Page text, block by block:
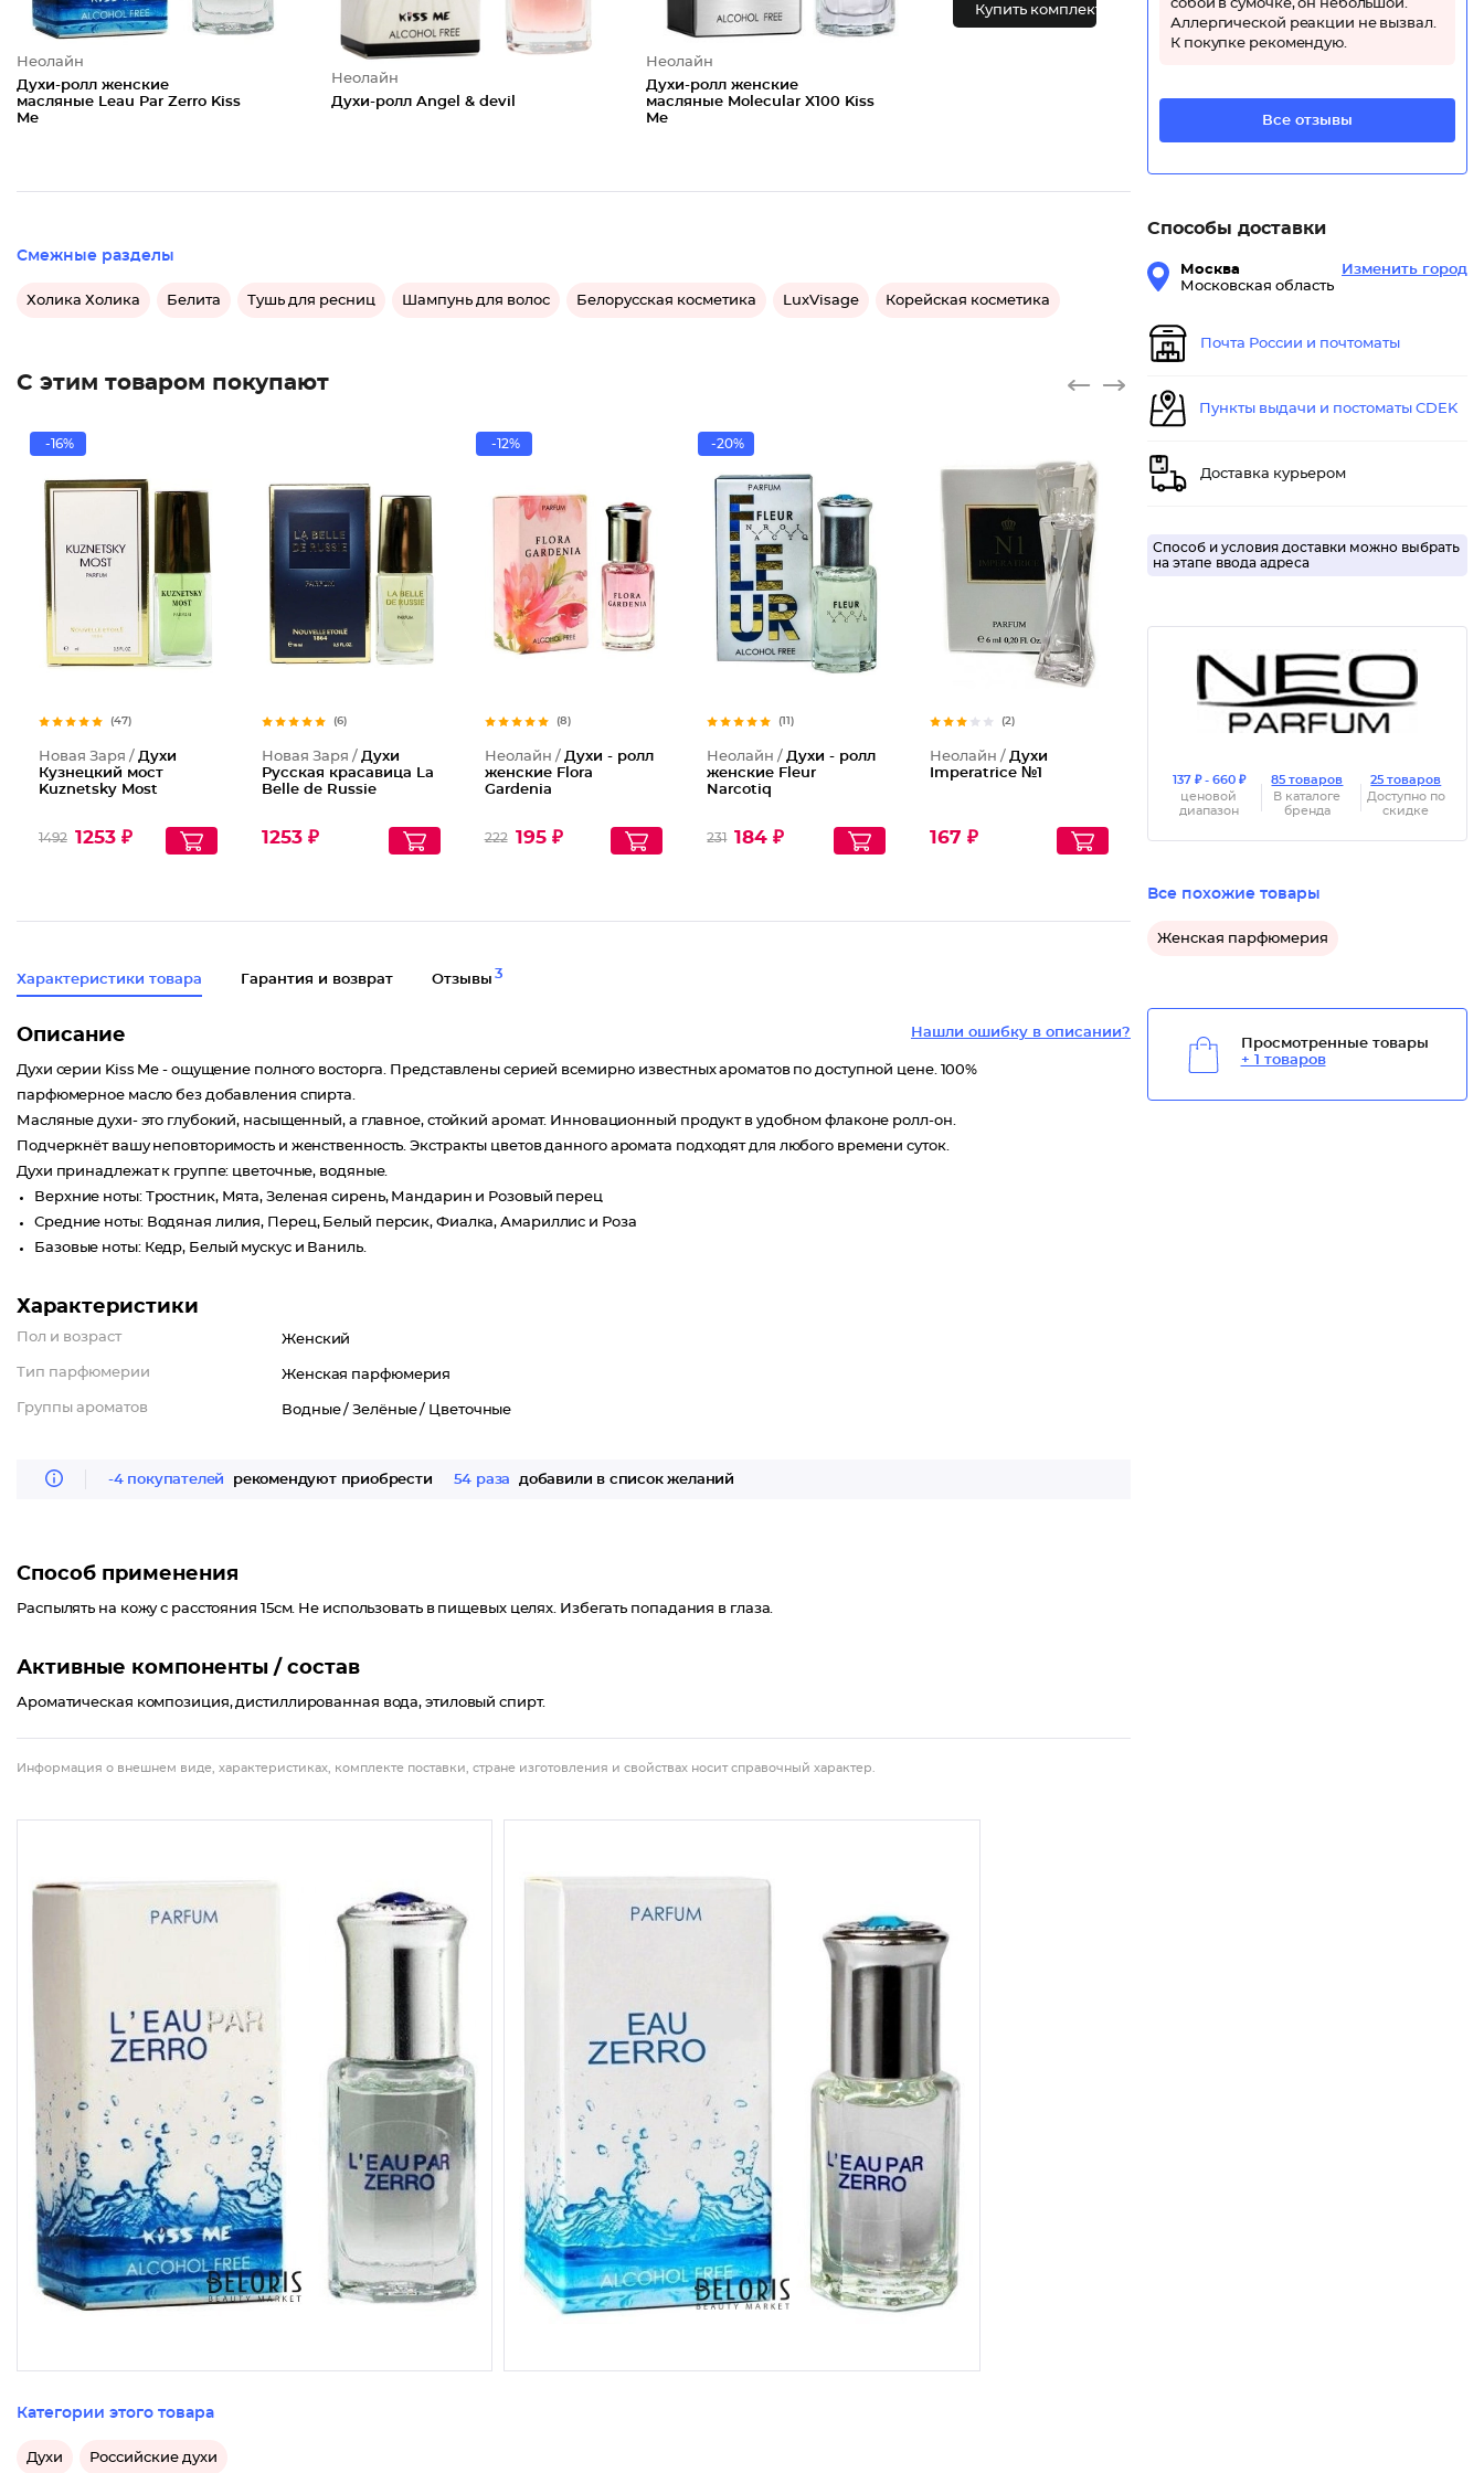
Неолайн
Духи-ролл женские
масляные Leau Par Zerro Kiss
Me
Неолайн
Духи-ролл Angel & devil
Неолайн
Духи-ролл женские
масляные Molecular X100 Kiss
Me
Купить комплект
Смежные разделы
Холика Холика Белита Тушь для ресниц Шампунь для волос Белорусская косметика LuxVisage Корейская косметика
С этим товаром покупают
-16%
(47)
Новая Заря / Духи
Кузнецкий мост
Kuznetsky Most
1492 1253 ₽
(6)
Новая Заря / Духи
Русская красавица La
Belle de Russie
1253 ₽
-12%
(8)
Неолайн / Духи - ролл
женские Flora
Gardenia
222 195 ₽
-20%
(11)
Неолайн /Духи - ролл
женские Fleur
Narcotiq
231 184 ₽
(2)
Неолайн /Духи
Imperatrice №1
167 ₽
Характеристики товара Гарантия и возврат Отзывы 3
Нашли ошибку в описании?
Описание
Духи серии Kiss Me - ощущение полного восторга. Представлены серией всемирно известных ароматов по доступной цене. 100%
парфюмерное масло без добавления спирта.
Масляные духи- это глубокий, насыщенный, а главное, стойкий аромат. Инновационный продукт в удобном флаконе ролл-он.
Подчеркнёт вашу неповторимость и женственность. Экстракты цветов данного аромата подходят для любого времени суток.
Духи принадлежат к группе: цветочные, водяные.
Верхние ноты: Тростник, Мята, Зеленая сирень, Мандарин и Розовый перец
Средние ноты: Водяная лилия, Перец, Белый персик, Фиалка, Амариллис и Роза
Базовые ноты: Кедр, Белый мускус и Ваниль.
Характеристики
Пол и возраст Женский
Тип парфюмерии Женская парфюмерия
Группы ароматов Водные /Зелёные / Цветочные
-4 покупателей рекомендуют приобрести 54 раза добавили в список желаний
Способ применения
Распылять на кожу с расстояния 15см. Не использовать в пищевых целях. Избегать попадания в глаза.
Активные компоненты / состав
Ароматическая композиция, дистиллированная вода, этиловый спирт.
Информация о внешнем виде, характеристиках, комплекте поставки, стране изготовления и свойствах носит справочный характер.
собой в сумочке, он небольшой.
Аллергической реакции не вызвал.
К покупке рекомендую.
Все отзывы
Способы доставки
Москва
Московская область
Изменить город
Почта России и почтоматы
Пункты выдачи и постоматы CDEK
Доставка курьером
Способ и условия доставки можно выбрать
на этапе ввода адреса
137 ₽ - 660 ₽
ценовой
диапазон
85 товаров
В каталоге
бренда
25 товаров
Доступно по
скидке
Все похожие товары
Женская парфюмерия
Просмотренные товары
+ 1 товаров
Категории этого товара
Духи Российские духи